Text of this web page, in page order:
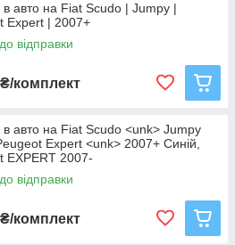
авто на Fiat Scudo | Jumpy |
Expert | 2007+
відправки
₴/комплект
авто на Fiat Scudo <unk> Jumpy
Expert <unk> 2007+ Синій,
EXPERT 2007-
відправки
₴/комплект